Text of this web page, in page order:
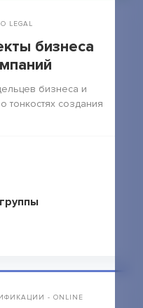
LEGAL
бизнеса
бизнеса и
тонкостях создания
- ONLINE